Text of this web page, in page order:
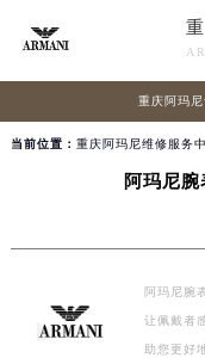
重庆阿玛
当前位置： 重庆阿玛尼维修服务
阿玛尼
阿玛尼腕
让佩戴者
助您更好